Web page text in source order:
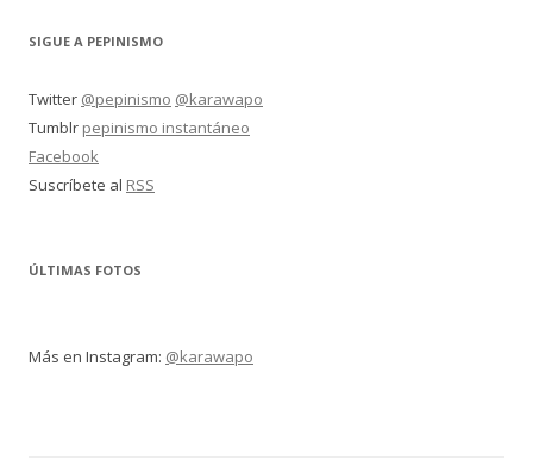
SIGUE A PEPINISMO
Twitter @pepinismo @karawapo
Tumblr pepinismo instantáneo
Facebook
Suscríbete al RSS
ÚLTIMAS FOTOS
Más en Instagram: @karawapo